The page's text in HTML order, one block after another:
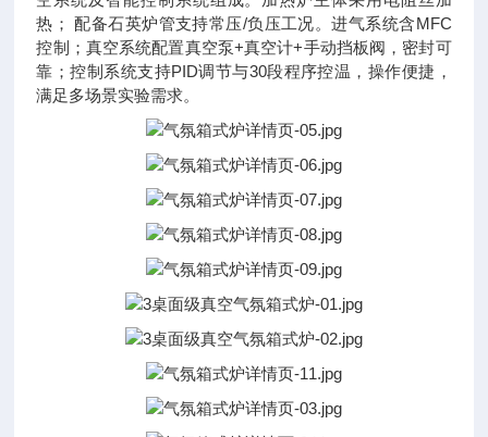
热； 配备石英炉管支持常压/负压工况。进气系统含MFC
控制；真空系统配置真空泵+真空计+手动挡板阀，密封可
靠；控制系统支持PID调节与30段程序控温，操作便捷，
满足多场景实验需求。